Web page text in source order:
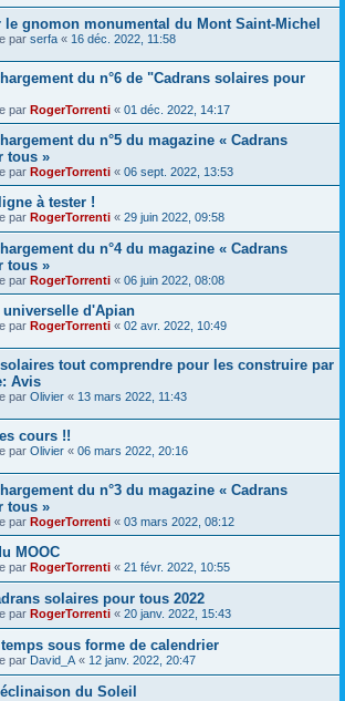
le gnomon monumental du Mont Saint-Michel
par serfa « 16 déc. 2022, 11:58
du n°6 de "Cadrans solaires pour
par RogerTorrenti « 01 déc. 2022, 14:17
du n°5 du magazine « Cadrans
tous »
par RogerTorrenti « 06 sept. 2022, 13:53
à tester !
par RogerTorrenti « 29 juin 2022, 09:58
du n°4 du magazine « Cadrans
tous »
par RogerTorrenti « 06 juin 2022, 08:08
universelle d'Apian
par RogerTorrenti « 02 avr. 2022, 10:49
tout comprendre pour les construire par
Avis
par Olivier « 13 mars 2022, 11:43
cours !!
par Olivier « 06 mars 2022, 20:16
du n°3 du magazine « Cadrans
tous »
par RogerTorrenti « 03 mars 2022, 08:12
MOOC
par RogerTorrenti « 21 févr. 2022, 10:55
solaires pour tous 2022
par RogerTorrenti « 20 janv. 2022, 15:43
sous forme de calendrier
par David_A « 12 janv. 2022, 20:47
du Soleil